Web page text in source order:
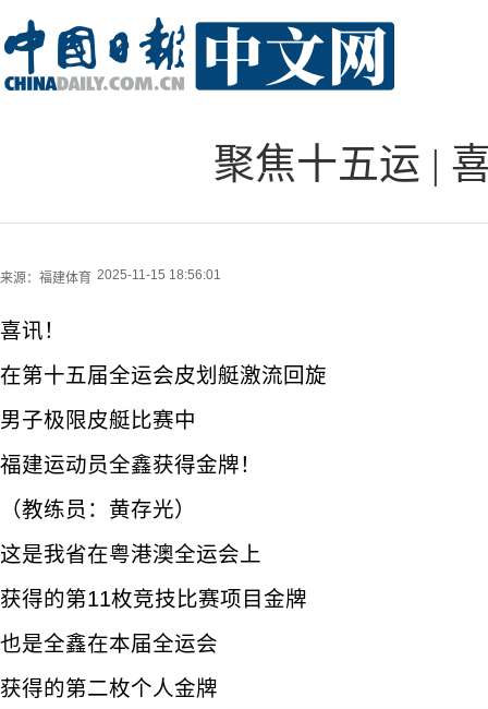
聚焦十五运 |
来源： 福建体育 2025-11-15 18:56:01
喜讯！
在第十五届全运会皮划艇激流回旋
男子极限皮艇比赛中
福建运动员全鑫获得金牌！
（教练员：黄存光）
这是我省在粤港澳全运会上
获得的第11枚竞技比赛项目金牌
也是全鑫在本届全运会
获得的第二枚个人金牌